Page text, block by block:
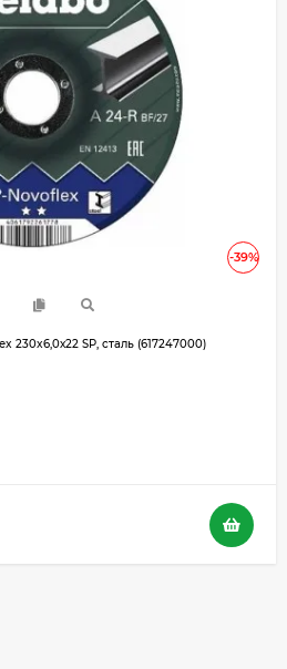
-39%
230x6,0х22 SP, сталь (617247000)